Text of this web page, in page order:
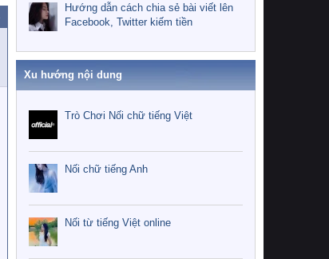
Hướng dẫn cách chia sẻ bài viết lên
Facebook, Twitter kiếm tiền
Xu hướng nội dung
Trò Chơi Nối chữ tiếng Việt
Nối chữ tiếng Anh
Nối từ tiếng Việt online